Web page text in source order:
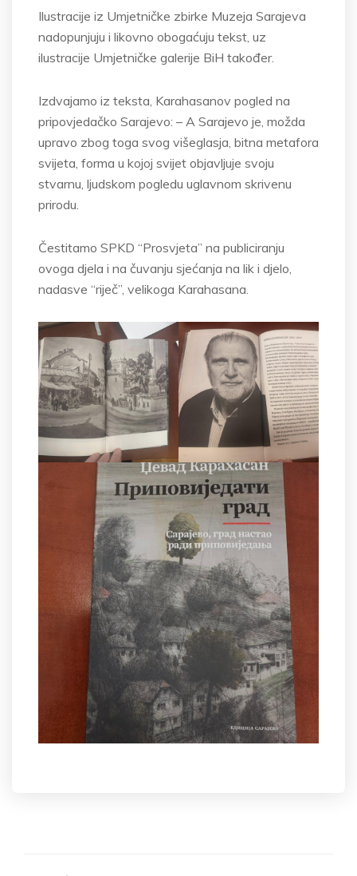
Ilustracije iz Umjetničke zbirke Muzeja Sarajeva
nadopunjuju i likovno obogaćuju tekst, uz
ilustracije Umjetničke galerije BiH također.
Izdvajamo iz teksta, Karahasanov pogled na
pripovjedačko Sarajevo: – A Sarajevo je, možda
upravo zbog toga svog višeglasja, bitna metafora
svijeta, forma u kojoj svijet objavljuje svoju
stvarnu, ljudskom pogledu uglavnom skrivenu
prirodu.
Čestitamo SPKD “Prosvjeta” na publiciranju
ovoga djela i na čuvanju sjećanja na lik i djelo,
nadasve “riječ”, velikoga Karahasana.